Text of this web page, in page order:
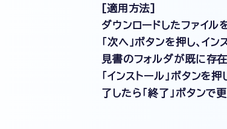
[適用方法]
ダウンロードしたファイル
「次へ」ボタンを押し、
見書のフォルダが既に存
「インストール」ボタンを
了したら「終了」ボタンで